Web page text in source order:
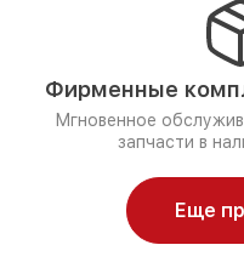
Фирменные
Мгновенное
запчасти в
Еще